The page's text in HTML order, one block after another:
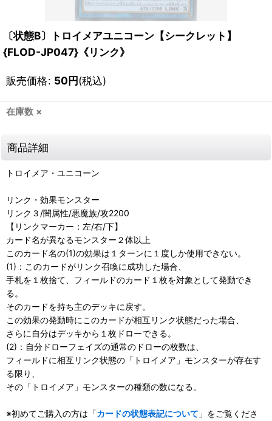
〔状態B〕トロイメアユニコーン【シークレット】
{FLOD-JP047}《リンク》
販売価格: 50円(税込)
在庫数 ×
商品詳細
トロイメア・ユニコーン
リンク・効果モンスター
リンク３/闇属性/悪魔族/攻2200
【リンクマーカー：左/右/下】
カード名が異なるモンスター２体以上
このカード名の(1)の効果は１ターンに１度しか使用できない。
(1)：このカードがリンク召喚に成功した場合、
手札を１枚捨て、フィールドのカード１枚を対象として発動でき
る。
そのカードを持ち主のデッキに戻す。
この効果の発動時にこのカードが相互リンク状態だった場合、
さらに自分はデッキから１枚ドローできる。
(2)：自分ドローフェイズの通常のドローの枚数は、
フィールドに相互リンク状態の「トロイメア」モンスターが存在す
る限り、
その「トロイメア」モンスターの種類の数になる。
※初めてご購入の方は「カードの状態表記について 」をご覧くださ